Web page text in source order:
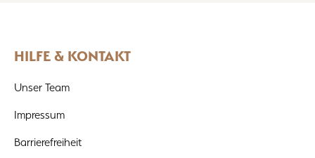
HILFE & KONTAKT
Unser Team
Impressum
Barrierefreiheit